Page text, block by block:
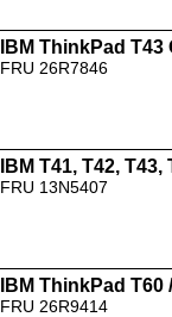
IBM ThinkPad
FRU 26R7846
IBM T41, T42,
FRU 13N5407
IBM ThinkPad
FRU 26R9414